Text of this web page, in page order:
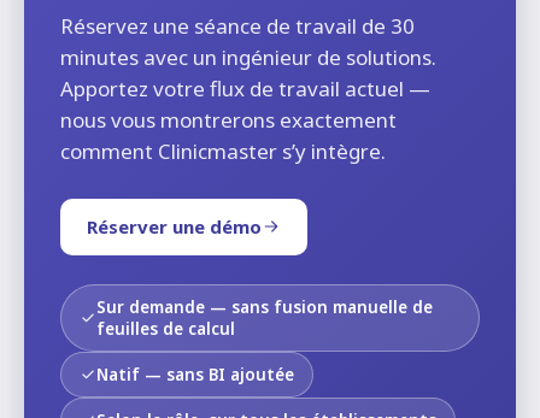
Réservez une séance de travail de 30
minutes avec un ingénieur de solutions.
Apportez votre flux de travail actuel —
nous vous montrerons exactement
comment Clinicmaster s’y intègre.
Réserver une démo
Sur demande — sans fusion manuelle de
feuilles de calcul
Natif — sans BI ajoutée